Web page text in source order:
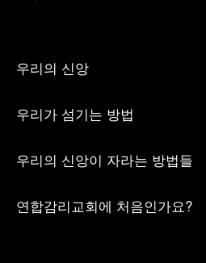
우리의 신앙
우리가 섬기는 방법
우리의 신앙이 자라는 방법들
연합감리교회에 처음인가요?